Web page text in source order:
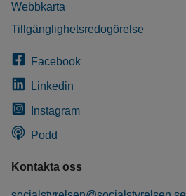
Webbkarta
Tillgänglighetsredogörelse
Facebook
Linkedin
Instagram
Podd
Kontakta oss